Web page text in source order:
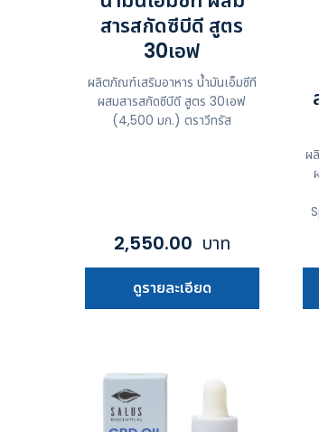
สารสกัดซีบีดี สูตร
30เอฟ
ผลิตภัณฑ์เสริมอาหาร น้ำมันเอ็มซีที
ผสมสารสกัดซีบีดี สูตร 30เอฟ
(4,500 มก.) ตราวีทรัส
2,550.00 บาท
ดูรายละเอียด
ผ